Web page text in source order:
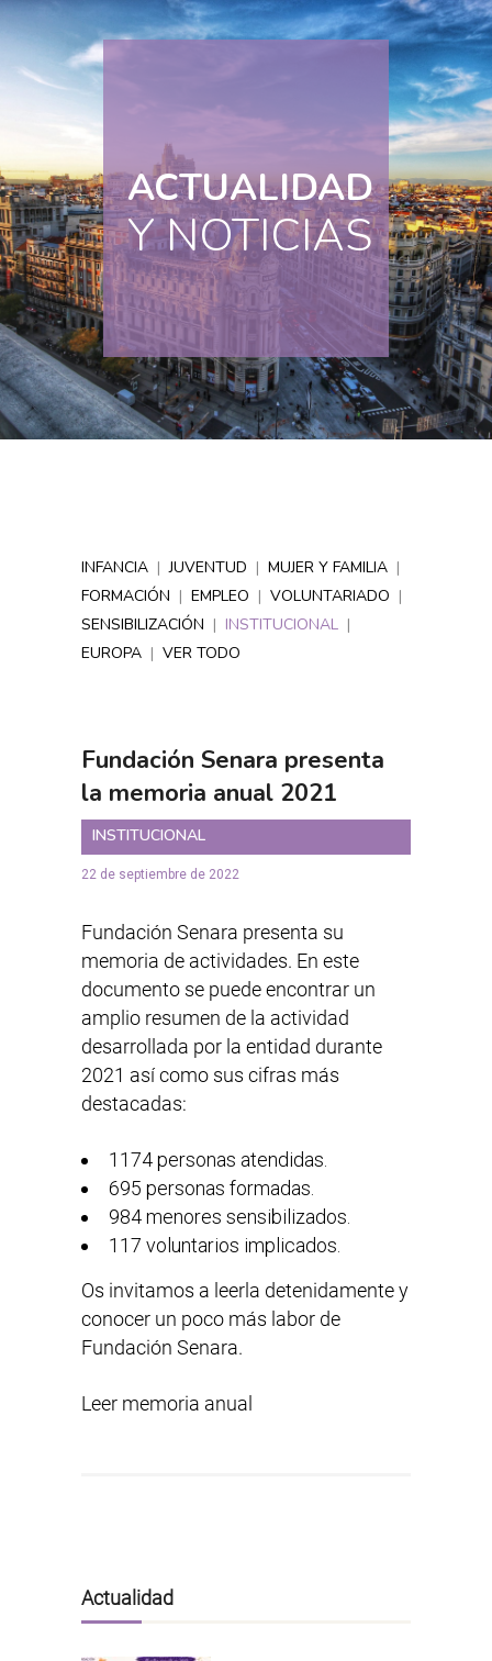
Y NOTICIAS
ACTUALIDAD
INFANCIA | JUVENTUD | MUJER Y FAMILIA |
FORMACIÓN | EMPLEO | VOLUNTARIADO |
SENSIBILIZACIÓN | INSTITUCIONAL |
EUROPA | VER TODO
Fundación Senara presenta
la memoria anual 2021
INSTITUCIONAL
22 de septiembre de 2022
Fundación Senara presenta su
memoria de actividades. En este
documento se puede encontrar un
amplio resumen de la actividad
desarrollada por la entidad durante
2021 así como sus cifras más
destacadas:
1174 personas atendidas.
695 personas formadas.
984 menores sensibilizados.
117 voluntarios implicados.
Os invitamos a leerla detenidamente y
conocer un poco más labor de
Fundación Senara.
Leer memoria anual
Actualidad